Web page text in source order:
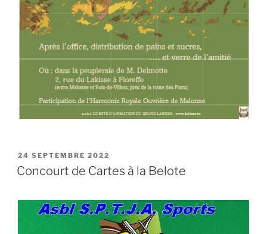
PUBLIÉ
LE
24 SEPTEMBRE 2022
Concourt de Cartes à la Belote